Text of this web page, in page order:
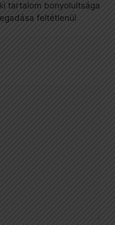
tartalom bonyolultsága
feltétlenül